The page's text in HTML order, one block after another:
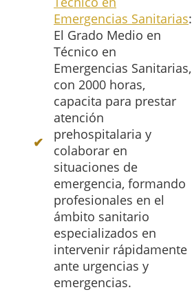
Emergencias Sanitarias:
El Grado Medio en
Técnico en
Emergencias Sanitarias,
con 2000 horas,
capacita para prestar
atención
prehospitalaria y
colaborar en
situaciones de
emergencia, formando
profesionales en el
ámbito sanitario
especializados en
intervenir rápidamente
ante urgencias y
emergencias.